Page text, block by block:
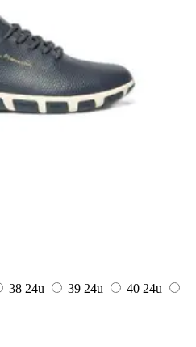
38 24u 39 24u 40 24u